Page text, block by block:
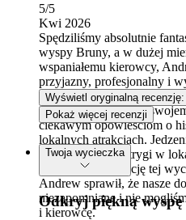
5/5
Kwi 2026
Spędziliśmy absolutnie
wyspy Bruny, a w dużej
wspaniałemu kierowcy,
przyjazny, profesjonalny i
znajomością okolicy.
przyjemnością dzięki
ciekawym opowieściom o
lokalnych atrakcjach.
fantastyczne, a ostrygi w
niesamowitą atrakcję tej
Andrew sprawił, że nasze
niezapomniane i nie
i kierowcę.
Wyświetl oryginalną
Pokaż więcej recenzji
Twoja wycieczka
Odkryj piękną